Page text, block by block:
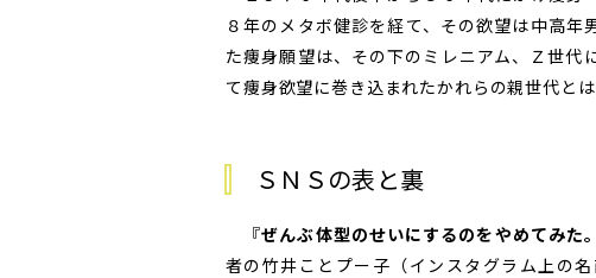
８年のメタボ健診を経て、その欲望は中高
た痩身願望は、その下のミレニアム、Ｚ世代
て痩身欲望に巻き込まれたかれらの親世代と
ＳＮＳの表と裏
『ぜんぶ体型のせいにするのをやめてみた
者の竹井ことプー子（インスタグラム上の